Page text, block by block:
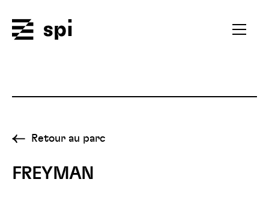
Ouvrir
Retour au parc
FREYMAN